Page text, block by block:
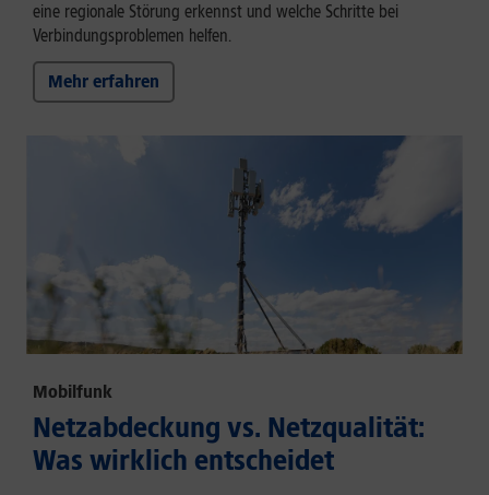
eine regionale Störung erkennst und welche Schritte bei
Verbindungsproblemen helfen.
Mehr erfahren
Mobilfunk
Netzabdeckung vs. Netzqualität:
Was wirklich entscheidet